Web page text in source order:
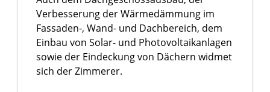
Verbesserung der Wärmedämmung im
Fassaden-, Wand- und Dachbereich, dem
Einbau von Solar- und Photovoltaikanlagen
sowie der Eindeckung von Dächern widmet
sich der Zimmerer.